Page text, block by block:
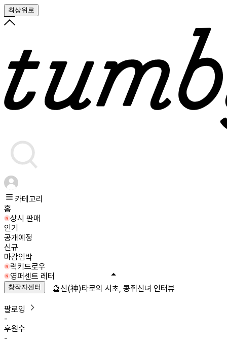
최상위로
카테고리
홈
상시 판매
인기
공개예정
신규
마감임박
럭키드로우
영퍼센트 레터
창작자센터
팔로잉
-
후원수
-
🔮신(神)타로의 시초, 콩쥐신녀 인터뷰